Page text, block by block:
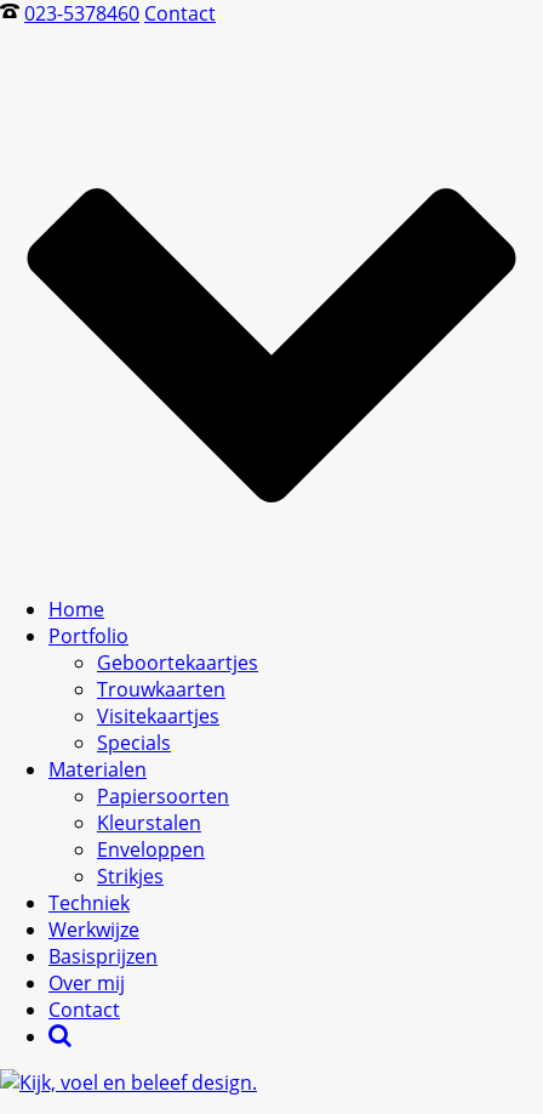
023-5378460 Contact
Home
Portfolio
Geboortekaartjes
Trouwkaarten
Visitekaartjes
Specials
Materialen
Papiersoorten
Kleurstalen
Enveloppen
Strikjes
Techniek
Werkwijze
Basisprijzen
Over mij
Contact